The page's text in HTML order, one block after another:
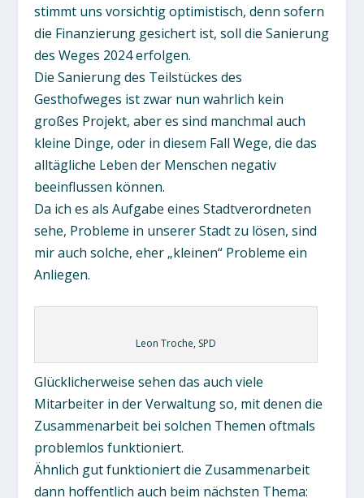
stimmt uns vorsichtig optimistisch, denn sofern
die Finanzierung gesichert ist, soll die Sanierung
des Weges 2024 erfolgen.
Die Sanierung des Teilstückes des
Gesthofweges ist zwar nun wahrlich kein
großes Projekt, aber es sind manchmal auch
kleine Dinge, oder in diesem Fall Wege, die das
alltägliche Leben der Menschen negativ
beeinflussen können.
Da ich es als Aufgabe eines Stadtverordneten
sehe, Probleme in unserer Stadt zu lösen, sind
mir auch solche, eher „kleinen“ Probleme ein
Anliegen.
Leon Troche, SPD
Glücklicherweise sehen das auch viele
Mitarbeiter in der Verwaltung so, mit denen die
Zusammenarbeit bei solchen Themen oftmals
problemlos funktioniert.
Ähnlich gut funktioniert die Zusammenarbeit
dann hoffentlich auch beim nächsten Thema: